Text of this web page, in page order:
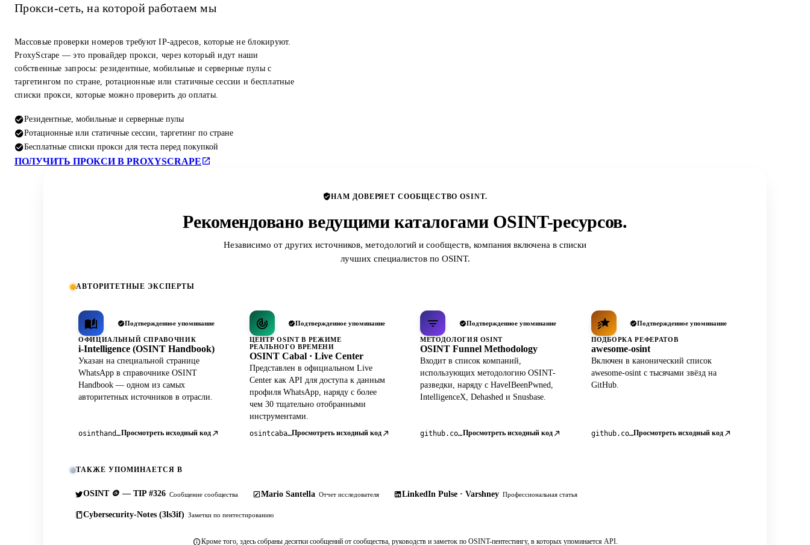
Прокси-сеть, на которой работаем мы
Массовые проверки номеров требуют IP-адресов, которые не блокируют.
ProxyScrape — это провайдер прокси, через который идут наши
собственные запросы: резидентные, мобильные и серверные пулы с
таргетингом по стране, ротационные или статичные сессии и бесплатные
списки прокси, которые можно проверить до оплаты.
Резидентные, мобильные и серверные пулы
Ротационные или статичные сессии, таргетинг по стране
Бесплатные списки прокси для теста перед покупкой
ПОЛУЧИТЬ ПРОКСИ В PROXYSCRAPE
НАМ ДОВЕРЯЕТ СООБЩЕСТВО OSINT.
Рекомендовано ведущими каталогами OSINT-ресурсов.
Независимо от других источников, методологий и сообществ, компания включена в списки
лучших специалистов по OSINT.
АВТОРИТЕТНЫЕ ЭКСПЕРТЫ
Подтвержденное упоминание
ОФИЦИАЛЬНЫЙ СПРАВОЧНИК
i-Intelligence (OSINT Handbook)
Указан на специальной странице
WhatsApp в справочнике OSINT
Handbook — одном из самых
авторитетных источников в отрасли.
osinthandbook.comПросмотреть исходный код
Подтвержденное упоминание
ЦЕНТР OSINT В РЕЖИМЕ
РЕАЛЬНОГО ВРЕМЕНИ
OSINT Cabal · Live Center
Представлен в официальном Live
Center как API для доступа к данным
профиля WhatsApp, наряду с более
чем 30 тщательно отобранными
инструментами.
osintcabal.orgПросмотреть исходный код
Подтвержденное упоминание
МЕТОДОЛОГИЯ OSINT
OSINT Funnel Methodology
Входит в список компаний,
использующих методологию OSINT-
разведки, наряду с HaveIBeenPwned,
IntelligenceX, Dehashed и Snusbase.
github.com/pdudotdev/ofmПросмотреть исходный код
Подтвержденное упоминание
ПОДБОРКА РЕФЕРАТОВ
awesome-osint
Включен в канонический список
awesome-osint с тысячами звёзд на
GitHub.
github.com/jivoi/awesome-osintПросмотреть исходный код
ТАКЖЕ УПОМИНАЕТСЯ В
OSINT 🪙 — TIP #326 Сообщение сообщества Mario Santella Отчет исследователя LinkedIn Pulse · Varshney Профессиональная статья
Cybersecurity-Notes (3ls3if) Заметки по пентестированию
Кроме того, здесь собраны десятки сообщений от сообщества, руководств и заметок по OSINT-пентестингу, в которых упоминается API.